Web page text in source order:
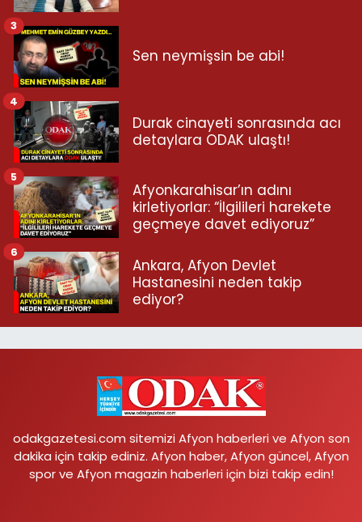
Sen neymişsin be abi!
3
Durak cinayeti sonrasında acı
detaylara ODAK ulaştı!
4
Afyonkarahisar’ın adını
kirletiyorlar: “İlgilileri harekete
geçmeye davet ediyoruz”
5
Ankara, Afyon Devlet
Hastanesini neden takip
ediyor?
6
odakgazetesi.com sitemizi Afyon haberleri ve Afyon son
dakika için takip ediniz. Afyon haber, Afyon güncel, Afyon
spor ve Afyon magazin haberleri için bizi takip edin!